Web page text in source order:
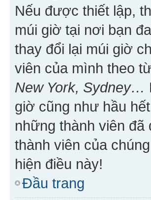
Nếu được thiết lập,
múi giờ tại nơi bạn
thay đổi lại múi giờ
viên của mình theo
New York, Sydney…
giờ cũng như hầu
những thành viên
thành viên của
hiện điều này!
Đầu trang